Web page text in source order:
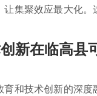
集聚效应最大化
新在临高县
育和技术创新的深